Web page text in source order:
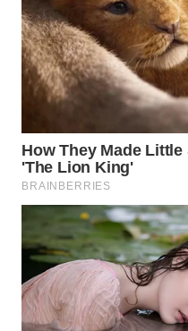
WN
TAPANULI
TENGAH
SERDANG
WN
TEBING
TINGGI
WN
PAKPAK